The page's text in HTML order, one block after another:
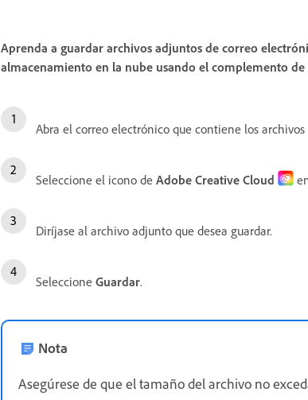
Aprenda a guardar archivos adjuntos de correo
almacenamiento en la nube usando el complemento de
Abra el correo electrónico que contiene los archivos
Seleccione el icono de Adobe Creative Cloud
Diríjase al archivo adjunto que desea guardar.
Seleccione Guardar.
Nota
Asegúrese de que el tamaño del archivo no